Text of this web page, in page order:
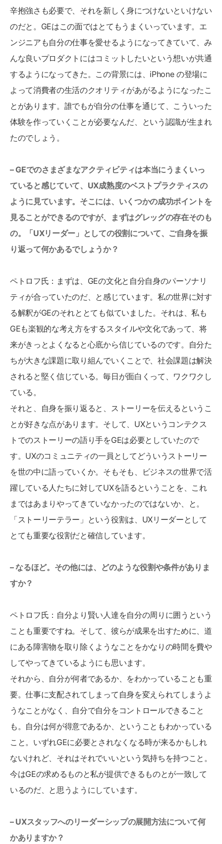
辛抱強さも必要で、それを新しく身につけないといけない
のだと。GEはこの面ではとてもうまくいっています。エ
ンジニアも自分の仕事を愛せるようになってきていて、み
んな良いプロダクトにはコミットしたいという想いが共通
するようになってきた。この背景には、iPhone の登場に
よって消費者の生活のクオリティがあがるようになったこ
とがあります。誰でもが自分の仕事を通じて、こういった
体験を作っていくことが必要なんだ、という認識が生まれ
たのでしょう。
– GEでのさまざまなアクティビティは本当にうまくいっ
ていると感じていて、UX成熟度のベストプラクティスの
ように見ています。そこには、いくつかの成功ポイントを
見ることができるのですが、まずはグレッグの存在そのも
の。「UXリーダー」としての役割について、ご自身を振
り返って何かあるでしょうか？
ペトロフ氏：まずは、GEの文化と自分自身のパーソナリ
ティが合っていたのだ、と感じています。私の世界に対す
る解釈がGEのそれととても似ていました。それは、私も
GEも楽観的な考え方をするスタイルや文化であって、将
来がきっとよくなると心底から信じているのです。自分た
ちが大きな課題に取り組んでいくことで、社会課題は解決
されると堅く信じている。毎日が面白くって、ワクワクし
ている。
それと、自身を振り返ると、ストーリーを伝えるというこ
とが好きな点があります。そして、UXというコンテクス
トでのストーリーの語り手をGEは必要としていたので
す。UXのコミュニティの一員としてどういうストーリー
を世の中に語っていくか。そもそも、ビジネスの世界で活
躍している人たちに対してUXを語るということを、これ
まではあまりやってきていなかったのではないか、と。
「ストーリーテラー」という役割は、UXリーダーとして
とても重要な役割だと確信しています。
– なるほど。その他には、どのような役割や条件がありま
すか？
ペトロフ氏：自分より賢い人達を自分の周りに囲うという
ことも重要ですね。そして、彼らが成果を出すために、道
にある障害物を取り除くようなことをかなりの時間を費や
してやってきているようにも思います。
それから、自分が何者であるか、をわかっていることも重
要。仕事に支配されてしまって自身を変えられてしまうよ
うなことがなく、自分で自分をコントロールできること
も。自分は何が得意であるか、ということもわかっている
こと。いずれGEに必要とされなくなる時が来るかもしれ
ないけれど、それはそれでいいという気持ちを持つこと。
今はGEの求めるものと私が提供できるものとが一致して
いるのだ、と思うようにしています。
– UXスタッフへのリーダーシップの展開方法について何
かありますか？